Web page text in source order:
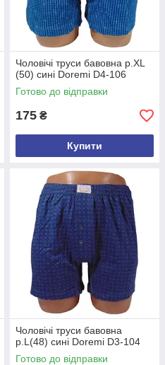
Чоловічі труси бавовна р.XL
(50) сині Doremi D4-106
Готово до відправки
175 ₴
Купити
Чоловічі труси бавовна
р.L(48) сині Doremi D3-104
Готово до відправки